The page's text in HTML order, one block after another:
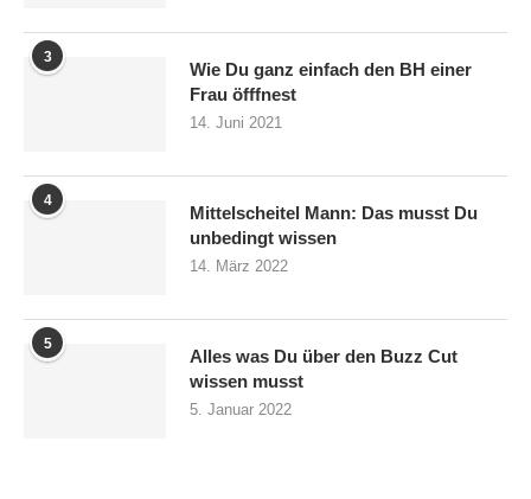
3
Wie Du ganz einfach den BH einer
Frau öfffnest
14. Juni 2021
4
Mittelscheitel Mann: Das musst Du
unbedingt wissen
14. März 2022
5
Alles was Du über den Buzz Cut
wissen musst
5. Januar 2022